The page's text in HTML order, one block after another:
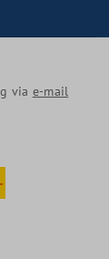
via e-mail